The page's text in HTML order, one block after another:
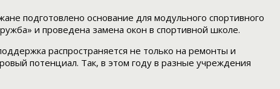
подготовлено основание для модульного спортивного
и проведена замена окон в спортивной школе.
распространяется не только на ремонты и
потенциал. Так, в этом году в разные учреждения